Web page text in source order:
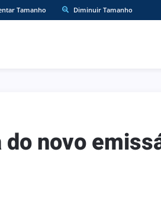
Tamanho Diminuir Tamanho
novo